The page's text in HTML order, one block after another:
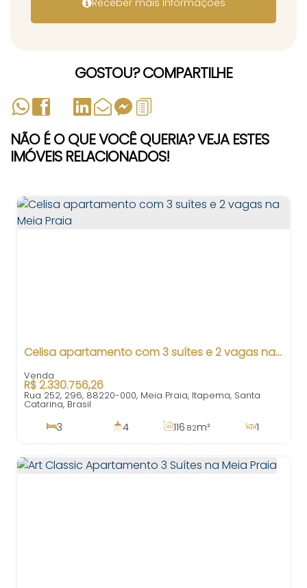
GOSTOU? COMPARTILHE
NÃO É O QUE VOCÊ QUERIA? VEJA ESTES
IMÓVEIS RELACIONADOS!
Celisa apartamento com 3 suítes e 2 vagas na Meia Praia
R$2.330.756,26
Rua 252, 296, 88220-000, Meia Praia, Itapema, Santa
Catarina, Brasil
3 4 116.82m²
1